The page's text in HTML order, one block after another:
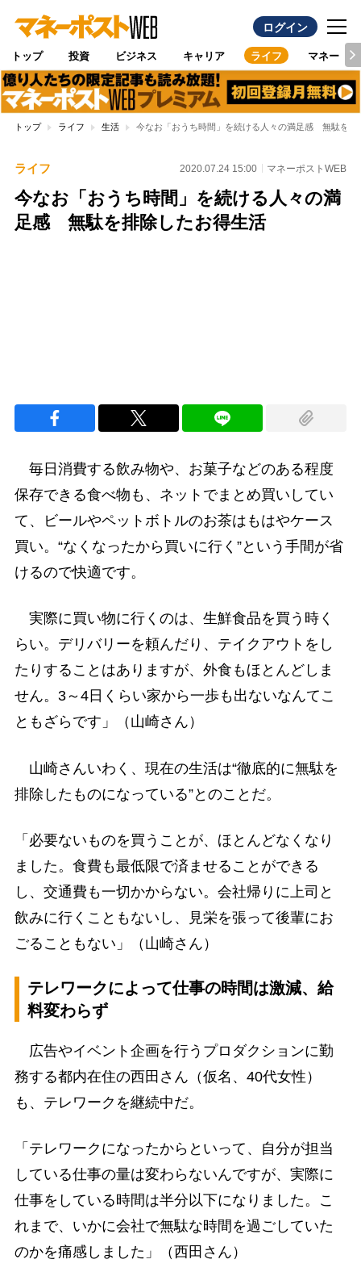
ログイン
トップ 投資 ビジネス キャリア ライフ マネー
トップ ライフ 生活 今なお「おうち時間」を続ける人々の満足感 無駄を排
ライフ 2020.07.24 15:00 マネーポストWEB
今なお「おうち時間」を続ける人々の満
足感 無駄を排除したお得生活
毎日消費する飲み物や、お菓子などのある程度
保存できる食べ物も、ネットでまとめ買いしてい
て、ビールやペットボトルのお茶はもはやケース
買い。“なくなったから買いに行く”という手間が省
けるので快適です。
実際に買い物に行くのは、生鮮食品を買う時く
らい。デリバリーを頼んだり、テイクアウトをし
たりすることはありますが、外食もほとんどしま
せん。3～4日くらい家から一歩も出ないなんてこ
ともざらです」（山崎さん）
山崎さんいわく、現在の生活は“徹底的に無駄を
排除したものになっている”とのことだ。
「必要ないものを買うことが、ほとんどなくなり
ました。食費も最低限で済ませることができる
し、交通費も一切かからない。会社帰りに上司と
飲みに行くこともないし、見栄を張って後輩にお
ごることもない」（山崎さん）
テレワークによって仕事の時間は激減、給
料変わらず
広告やイベント企画を行うプロダクションに勤
務する都内在住の西田さん（仮名、40代女性）
も、テレワークを継続中だ。
「テレワークになったからといって、自分が担当
している仕事の量は変わらないんですが、実際に
仕事をしている時間は半分以下になりました。こ
れまで、いかに会社で無駄な時間を過ごしていた
のかを痛感しました」（西田さん）